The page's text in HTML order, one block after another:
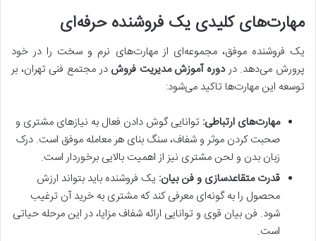
مهارت‌های کلیدی یک فروشنده حرفه‌ای
یک فروشنده موفق، مجموعه‌ای از مهارت‌های نرم و سخت را در خود
پرورش می‌دهد. دردوره آموزش مدیریت فروش در مجتمع فنی تهران، بر
توسعه این مهارت‌ها تاکید می‌شود:
مهارت‌های ارتباطی: توانایی گوش دادن فعال به نیازهای مشتری و
صحبت کردن موثر و شفاف، سنگ بنای هر معامله موفق است. درک
زبان بدن و لحن مشتری نیز از اهمیت بالایی برخوردار است.
قدرت متقاعدسازی و فن بیان: یک فروشنده باید بتواند ارزش
محصول را به گونه‌ای معرفی کند که مشتری به خرید آن ترغیب
شود. فن بیان قوی و توانایی ارائه شفاف مزایا، در این مرحله حیاتی
است.